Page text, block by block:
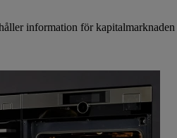
information för